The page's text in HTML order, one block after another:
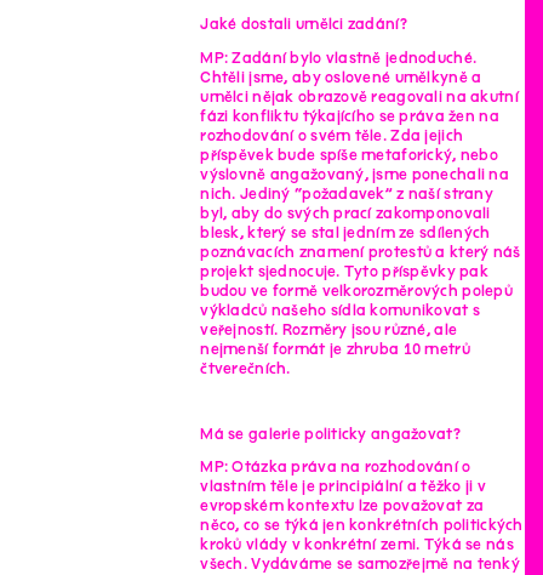
Jaké dostali umělci zadání?
MP: Zadání bylo vlastně jednoduché.
Chtěli jsme, aby oslovené umělkyně a
umělci nějak obrazově reagovali na akutní
fázi konfliktu týkajícího se práva žen na
rozhodování o svém těle. Zda jejich
příspěvek bude spíše metaforický, nebo
výslovně angažovaný, jsme ponechali na
nich. Jediný “požadavek” z naší strany
byl, aby do svých prací zakomponovali
blesk, který se stal jedním ze sdílených
poznávacích znamení protestů a který náš
projekt sjednocuje. Tyto příspěvky pak
budou ve formě velkorozměrových polepů
výkladců našeho sídla komunikovat s
veřejností. Rozměry jsou různé, ale
nejmenší formát je zhruba 10 metrů
čtverečních.
Má se galerie politicky angažovat?
MP: Otázka práva na rozhodování o
vlastním těle je principiální a těžko ji v
evropském kontextu lze považovat za
něco, co se týká jen konkrétních politických
kroků vlády v konkrétní zemi. Týká se nás
všech. Vydáváme se samozřejmě na tenký